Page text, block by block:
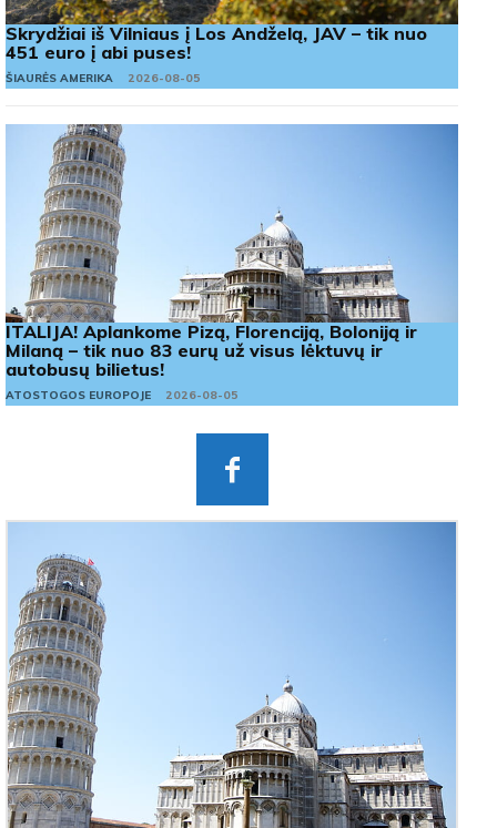
Skrydžiai iš Vilniaus į Los Andželą, JAV – tik nuo
451 euro į abi puses!
ŠIAURĖS AMERIKA 2026-08-05
ITALIJA! Aplankome Pizą, Florenciją, Boloniją ir
Milaną – tik nuo 83 eurų už visus lėktuvų ir
autobusų bilietus!
ATOSTOGOS EUROPOJE 2026-08-05